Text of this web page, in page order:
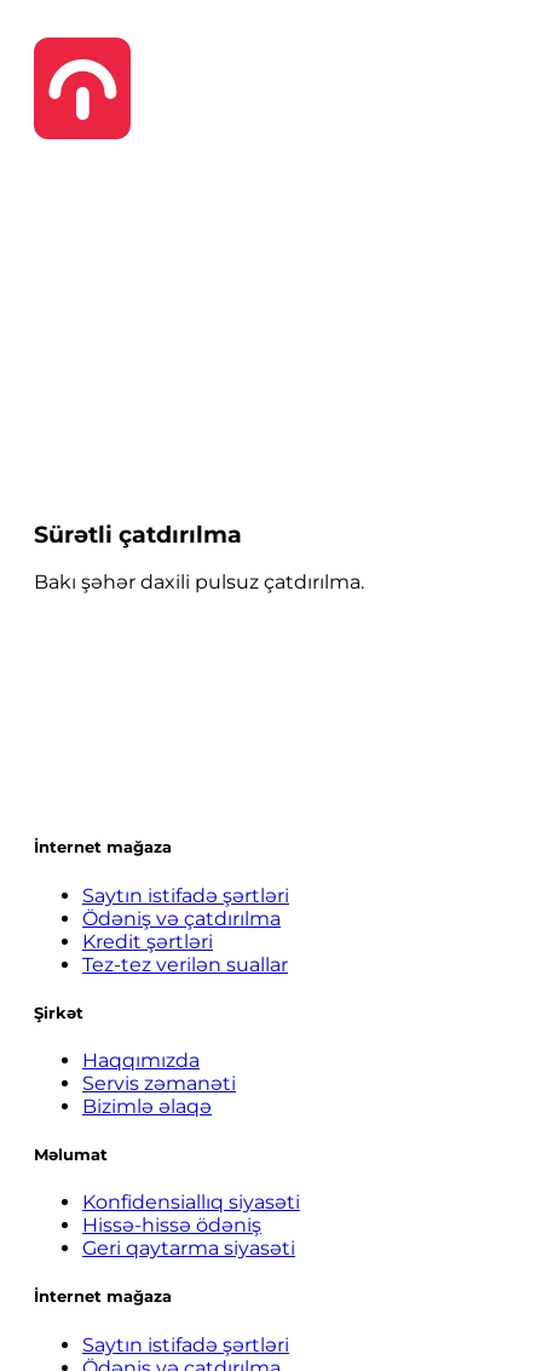
Sürətli çatdırılma
Bakı şəhər daxili pulsuz çatdırılma.
İnternet mağaza
Saytın istifadə şərtləri
Ödəniş və çatdırılma
Kredit şərtləri
Tez-tez verilən suallar
Şirkət
Haqqımızda
Servis zəmanəti
Bizimlə əlaqə
Məlumat
Konfidensiallıq siyasəti
Hissə-hissə ödəniş
Geri qaytarma siyasəti
İnternet mağaza
Saytın istifadə şərtləri